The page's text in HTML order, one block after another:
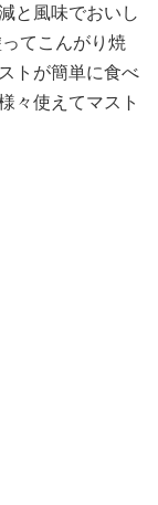
と風味でおいし
てこんがり焼
トが簡単に食べ
々使えてマスト